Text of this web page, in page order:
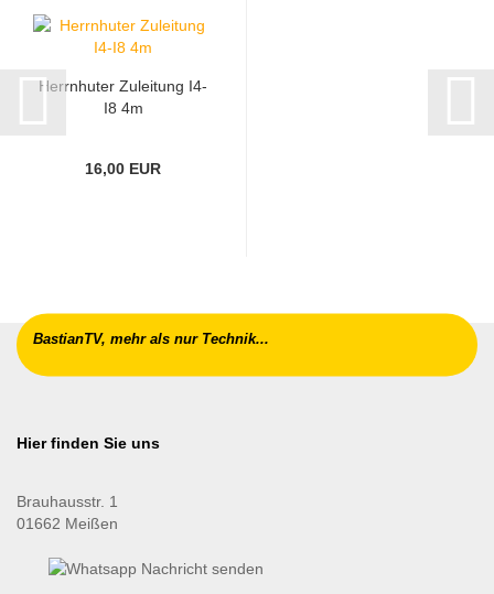
Herrnhuter Zuleitung I4-
I8 4m
16,00 EUR
BastianTV, mehr als nur Technik...
Hier finden Sie uns
Brauhausstr. 1
01662 Meißen